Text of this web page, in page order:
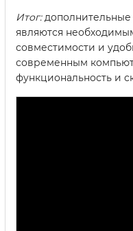
Итог:дополнительные
являются
совместимости и
современным
функциональность и